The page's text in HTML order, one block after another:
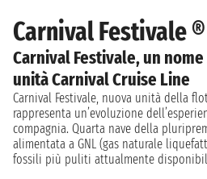
Carnival Festivale ®
Carnival Festivale, un
unità Carnival Cruise Line
Carnival Festivale, nuova unità della
rappresenta un’evoluzione
compagnia. Quarta nave della
alimentata a GNL (gas naturale
fossili più puliti attualmente